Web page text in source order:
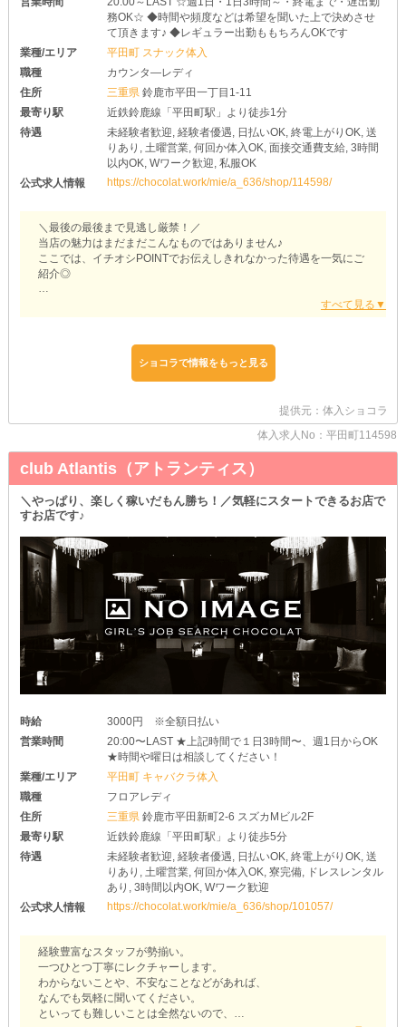
務OK☆ ◆時間や頻度などは希望を聞いた上で決めさせ
て頂きます♪ ◆レギュラー出勤ももちろんOKです
業種/エリア
平田町 スナック体入
職種
カウンタ―レディ
住所
三重県鈴鹿市平田一丁目1‐11
最寄り駅
近鉄鈴鹿線「平田町駅」より徒歩1分
待遇
未経験者歓迎, 経験者優遇, 日払いOK, 終電上がりOK, 送
りあり, 土曜営業, 何回か体入OK, 面接交通費支給, 3時間
以内OK, Wワーク歓迎, 私服OK
公式求人情報
https://chocolat.work/mie/a_636/shop/114598/
＼最後の最後まで見逃し厳禁！／
当店の魅力はまだまだこんなものではありません♪
ここでは、イチオシPOINTでお伝えしきれなかった待遇を一気にご
紹介◎
より多くの女性に当店のことを知ってもらえるよう
現在、お店に来るまでにかかった《交通費》を支給しています♪
出費をおさえて面接に来られる、この機会をお見逃しなく！
《週1日からの出勤》《1回3時間以内の勤務》
《終電上がり》《週末だけ》 etc.
【じゅな】ではこんなゆる～い働き方も全部OKです◎
無理のない頻度でお仕事を続けることができますよ♪
◆ノンアル勤務派の方必見！
￣￣￣￣￣￣￣￣￣￣￣￣￣￣
お酒を飲まずにお仕事をする日は《マイカー通勤》が可能！
学校や会社、出先からでも、スムーズにお店に来られます◎
また、送りの時間を待たずに自分のタイミングで退勤できるのも
自家用車ならではの魅力です♪
少しでも【じゅな】で働きたい！と思ってもらえたなら
ぜひぜひ“応募する”をポチッとしてくださいね◎
私たちと一緒に、楽しくお仕事しましょう♪
ショコラで情報をもっと見る
提供元：体入ショコラ
体入求人No：平田町114598
club Atlantis（アトランティス）
＼やっぱり、楽しく稼いだもん勝ち！／気軽にスタートできるお店で
すお店です♪
時給
3000円 ※全額日払い
営業時間
20:00〜LAST ★上記時間で１日3時間〜、週1日からOK
★時間や曜日は相談してください！
業種/エリア
平田町 キャバクラ体入
職種
フロアレディ
住所
三重県鈴鹿市平田新町2-6 スズカMビル2F
最寄り駅
近鉄鈴鹿線「平田町駅」より徒歩5分
待遇
未経験者歓迎, 経験者優遇, 日払いOK, 終電上がりOK, 送
りあり, 土曜営業, 何回か体入OK, 寮完備, ドレスレンタル
あり, 3時間以内OK, Wワーク歓迎
公式求人情報
https://chocolat.work/mie/a_636/shop/101057/
経験豊富なスタッフが勢揃い。
一つひとつ丁寧にレクチャーします。
わからないことや、不安なことなどがあれば、
なんでも気軽に聞いてください。
といっても難しいことは全然ないので、